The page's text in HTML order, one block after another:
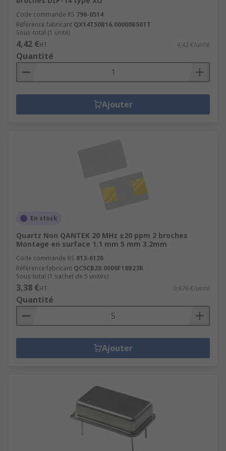
Code commande RS 796-0514
Référence fabricant QX14T50B16.00000B50TT
Sous-total (1 unité)
4,42 €HT 4,42 €/unité
Quantité
Ajouter
En stock
Quartz Non QANTEK 20 MHz ±20 ppm 2 broches
Montage en surface 1.1 mm 5 mm 3.2mm
Code commande RS 813-6126
Référence fabricant QC5CB20.0000F18B23R
Sous-total (1 sachet de 5 unités)
3,38 €HT 0,676 €/unité
Quantité
Ajouter